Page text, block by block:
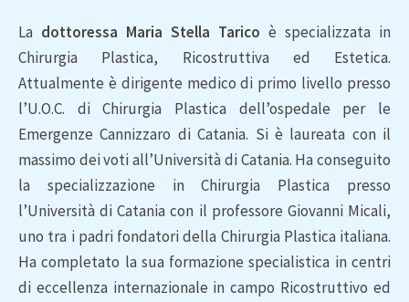
La dottoressa Maria Stella Tarico è specializzata in
Chirurgia Plastica, Ricostruttiva ed Estetica.
Attualmente è dirigente medico di primo livello presso
l’U.O.C. di Chirurgia Plastica dell’ospedale per le
Emergenze Cannizzaro di Catania. Si è laureata con il
massimo dei voti all’Università di Catania. Ha conseguito
la specializzazione in Chirurgia Plastica presso
l’Università di Catania con il professore Giovanni Micali,
uno tra i padri fondatori della Chirurgia Plastica italiana.
Ha completato la sua formazione specialistica in centri
di eccellenza internazionale in campo Ricostruttivo ed